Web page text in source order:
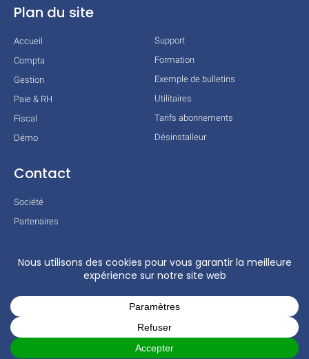
Plan du site
Accueil
Compta
Gestion
Paie & RH
Fiscal
Démo
Support
Formation
Exemple de bulletins
Utilitaires
Tarifs abonnements
Désinstalleur
Contact
Société
Partenaires
Mentions légales
Conditions générales
Actualités
COPYRIGHT © 2026 TOUS DROITS RÉSERVÉS – COGILOG – 3 RUE DES
CHARRONS 31700 BLAGNAC